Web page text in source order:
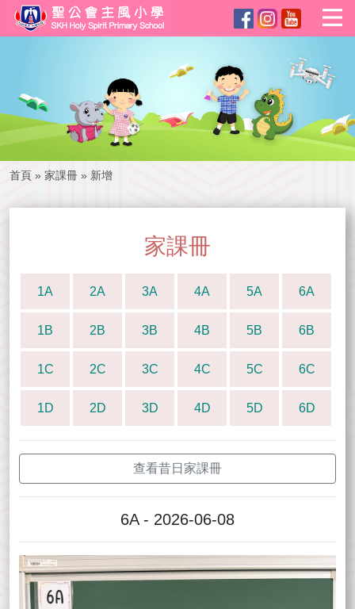
首頁 » 家課冊 » 新增
家課冊
1A 2A 3A 4A 5A 6A
1B 2B 3B 4B 5B 6B
1C 2C 3C 4C 5C 6C
1D 2D 3D 4D 5D 6D
查看昔日家課冊
6A - 2026-06-08